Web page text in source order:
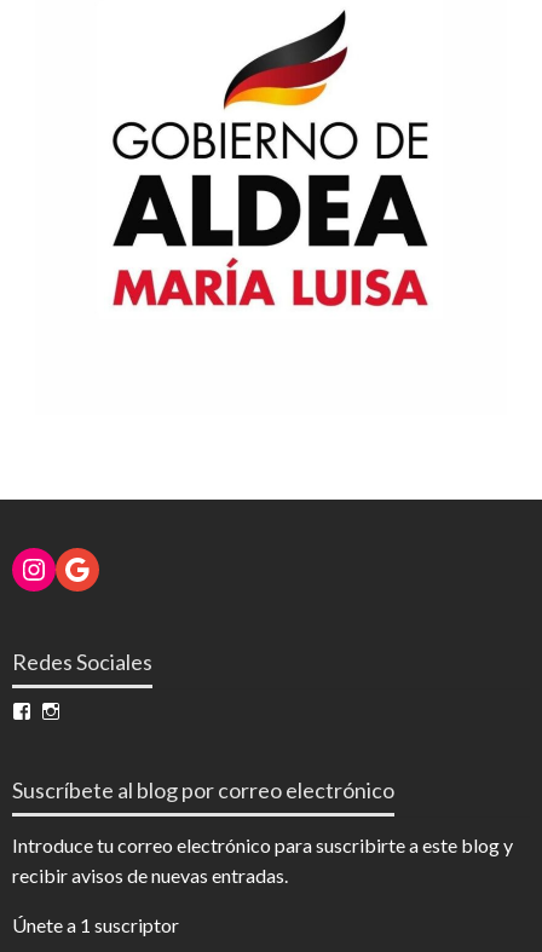
Instagram
Google
Redes Sociales
Ver
en en
Suscríbete al blog por correo electrónico
Introduce tu correo electrónico para suscribirte a este blog y
recibir avisos de nuevas entradas.
Únete a 1 suscriptor